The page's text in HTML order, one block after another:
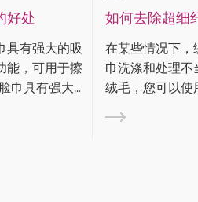
如何去除超细纤维毛巾上的绒毛？
在某些情况下，绒毛是超细纤维毛
巾洗涤和处理不当造成的。要去除
绒毛，您可以使用绒毛滚筒、绒毛
刷或遮蔽胶带来捕获绒毛。清洁超
细纤维布时，请务必遵循标签上的